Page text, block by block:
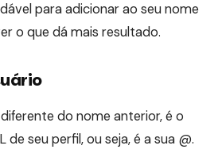
para adicionar ao seu nome
o que dá mais resultado.
do nome anterior, é o
de seu perfil, ou seja, é a sua @.